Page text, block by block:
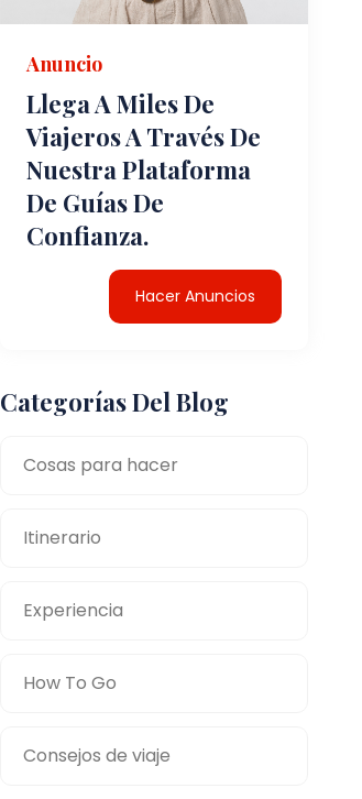
Anuncio
Llega A Miles De
Viajeros A Través De
Nuestra Plataforma
De Guías De
Confianza.
Hacer Anuncios
Categorías Del Blog
Cosas para hacer
Itinerario
Experiencia
How To Go
Consejos de viaje